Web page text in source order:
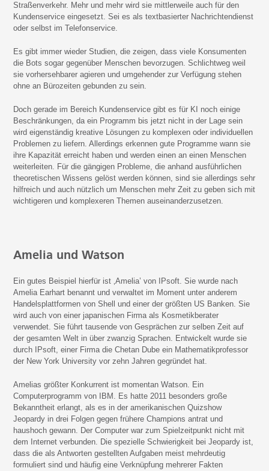
Straßenverkehr. Mehr und mehr wird sie mittlerweile auch für den
Kundenservice eingesetzt. Sei es als textbasierter Nachrichtendienst
oder selbst im Telefonservice.
Es gibt immer wieder Studien, die zeigen, dass viele Konsumenten
die Bots sogar gegenüber Menschen bevorzugen. Schlichtweg weil
sie vorhersehbarer agieren und umgehender zur Verfügung stehen
ohne an Bürozeiten gebunden zu sein.
Doch gerade im Bereich Kundenservice gibt es für KI noch einige
Beschränkungen, da ein Programm bis jetzt nicht in der Lage sein
wird eigenständig kreative Lösungen zu komplexen oder individuellen
Problemen zu liefern. Allerdings erkennen gute Programme wann sie
ihre Kapazität erreicht haben und werden einen an einen Menschen
weiterleiten. Für die gängigen Probleme, die anhand ausführlichen
theoretischen Wissens gelöst werden können, sind sie allerdings sehr
hilfreich und auch nützlich um Menschen mehr Zeit zu geben sich mit
wichtigeren und komplexeren Themen auseinanderzusetzen.
Amelia und Watson
Ein gutes Beispiel hierfür ist ‚Amelia’ von IPsoft. Sie wurde nach
Amelia Earhart benannt und verwaltet im Moment unter anderem
Handelsplattformen von Shell und einer der größten US Banken. Sie
wird auch von einer japanischen Firma als Kosmetikberater
verwendet. Sie führt tausende von Gesprächen zur selben Zeit auf
der gesamten Welt in über zwanzig Sprachen. Entwickelt wurde sie
durch IPsoft, einer Firma die Chetan Dube ein Mathematikprofessor
der New York University vor zehn Jahren gegründet hat.
Amelias größter Konkurrent ist momentan Watson. Ein
Computerprogramm von IBM. Es hatte 2011 besonders große
Bekanntheit erlangt, als es in der amerikanischen Quizshow
Jeopardy in drei Folgen gegen frühere Champions antrat und
haushoch gewann. Der Computer war zum Spielzeitpunkt nicht mit
dem Internet verbunden. Die spezielle Schwierigkeit bei Jeopardy ist,
dass die als Antworten gestellten Aufgaben meist mehrdeutig
formuliert sind und häufig eine Verknüpfung mehrerer Fakten